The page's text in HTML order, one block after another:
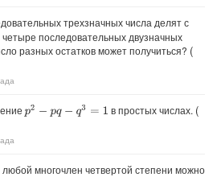
трехзначных числа делят с
четыре последовательных двузначных
разных остатков может получиться? (
p2 −p q−q 3= 1 в простых числах. (
любой многочлен четвертой степени можно